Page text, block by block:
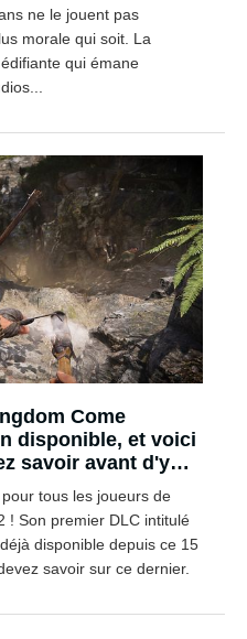
ne le jouent pas
morale qui soit. La
qui émane
Come
disponible, et voici
savoir avant d'y
tous les joueurs de
! Son premier DLC intitulé
disponible depuis ce 15
savoir sur ce dernier.